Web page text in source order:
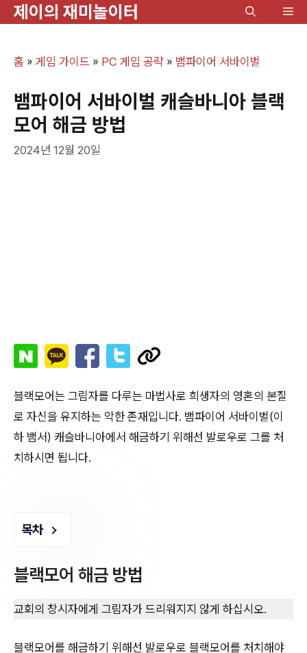
제이의 재미놀이터
메
홈 » 게임 가이드 » PC 게임 공략 » 뱀파이어 서바이벌
뱀파이어 서바이벌 캐슬바니아 블랙
모어 해금 방법
2024년 12월 20일
블랙모어는 그림자를 다루는 마법사로 희생자의 영혼의 본질
로 자신을 유지하는 악한 존재입니다. 뱀파이어 서바이벌(이
하 뱀서) 캐슬바니아에서 해금하기 위해선 발로우로 그를 처
치하시면 됩니다.
목차
블랙모어 해금 방법
교회의 창시자에게 그림자가 드리워지지 않게 하십시오.
블랙모어를 해금하기 위해선 발로우로 블랙모어를 처치해야